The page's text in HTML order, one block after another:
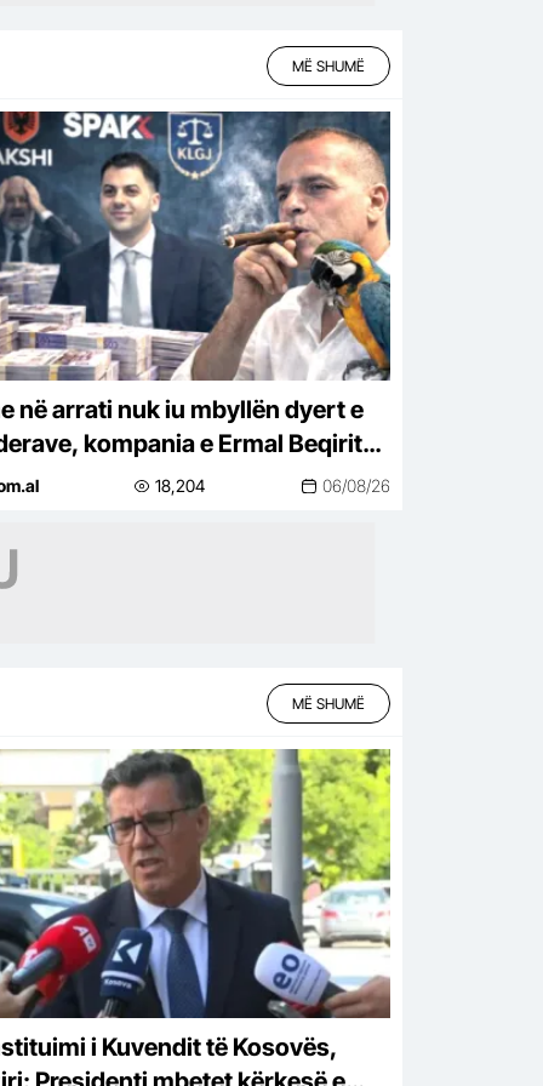
MË SHUMË
në arrati nuk iu mbyllën dyert e
kompania e Ermal Beqirit
në KESH, procedura u…
18,204 06/08/26
MË SHUMË
i Kuvendit të Kosovës,